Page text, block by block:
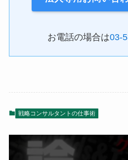
お電話の場合は03-
戦略コンサルタントの仕事術